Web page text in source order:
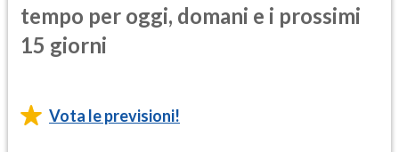
tempo per oggi, domani e i prossimi
15 giorni
Vota le previsioni!